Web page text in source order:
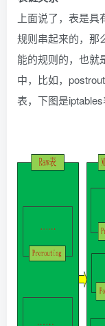
上面说了，表是
规则串起来的，那
能的规则的，也就
中，比如，
表，下图是iptables